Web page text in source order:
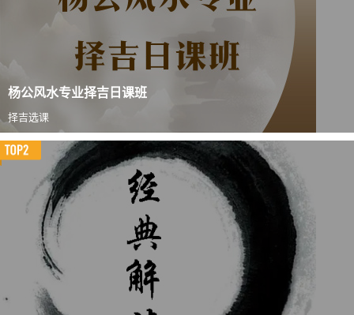
杨公风水专业择吉日课班
择吉选课